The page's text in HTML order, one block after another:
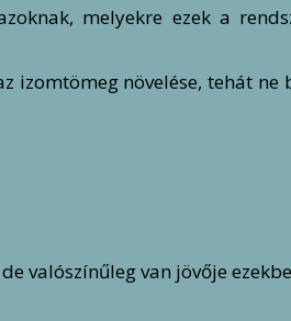
melyekre ezek a
izomtömeg növelése, tehát
valószínűleg van jövője